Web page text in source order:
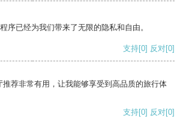
序已经为我们带来了无限的隐私和自由。
支持[0] 反对[0]
推荐非常有用，让我能够享受到高品质的旅行体
支持[0] 反对[0]